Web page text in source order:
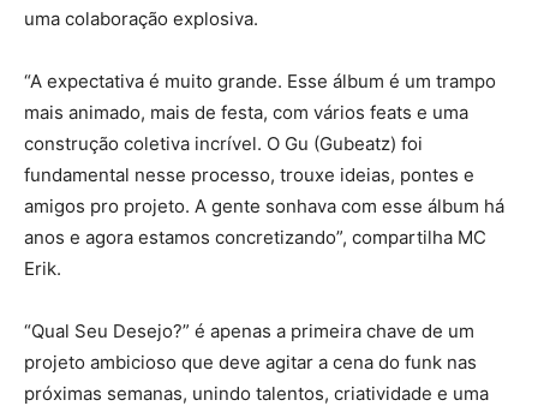
uma colaboração explosiva.
“A expectativa é muito grande. Esse álbum é um trampo
mais animado, mais de festa, com vários feats e uma
construção coletiva incrível. O Gu (Gubeatz) foi
fundamental nesse processo, trouxe ideias, pontes e
amigos pro projeto. A gente sonhava com esse álbum há
anos e agora estamos concretizando”, compartilha MC
Erik.
“Qual Seu Desejo?” é apenas a primeira chave de um
projeto ambicioso que deve agitar a cena do funk nas
próximas semanas, unindo talentos, criatividade e uma